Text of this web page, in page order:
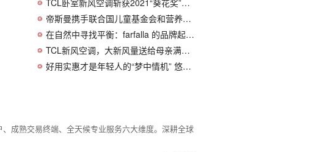
TCL卧室新风空调斩获2021“葵花奖”，问鼎智
帝斯曼携手联合国儿童基金会和营养智库“Si
在自然中寻找平衡：farfalla 的品牌起源与价
TCL新风空调，大新风量送给母亲满屋健康空气
好用实惠才是年轻人的“梦中情机” 悠尼Sma
熟交易终端、全天候专业服务六大维度。深耕全球